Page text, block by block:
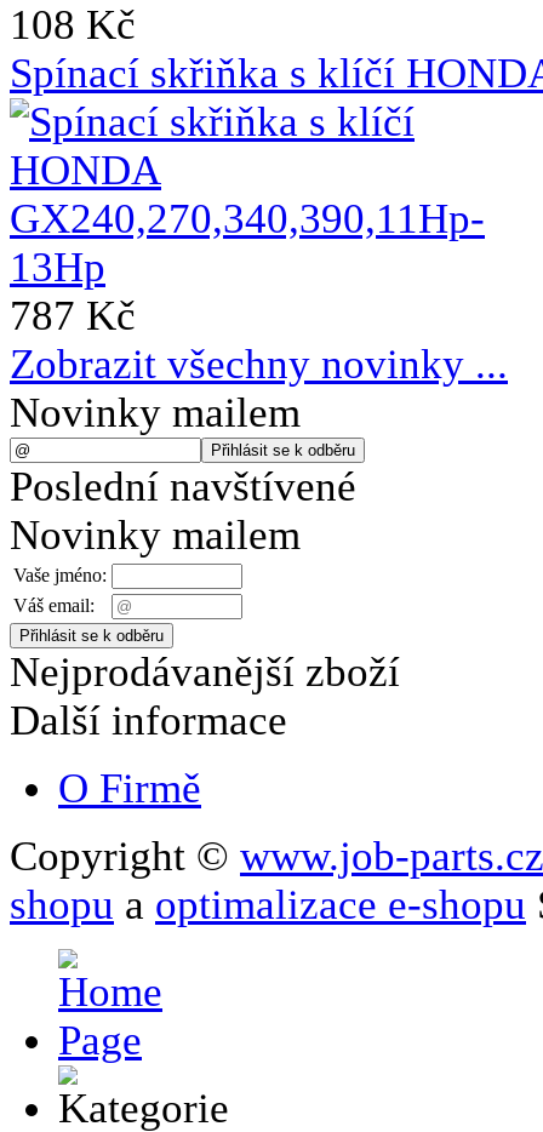
108 Kč
Spínací skřiňka s klíčí
787 Kč
Zobrazit všechny novinky ...
Novinky mailem
Poslední navštívené
Novinky mailem
Vaše jméno:
Váš email:
Nejprodávanější zboží
Další informace
O Firmě
Copyright © www.job-parts.cz
shopu a optimalizace e-shopu